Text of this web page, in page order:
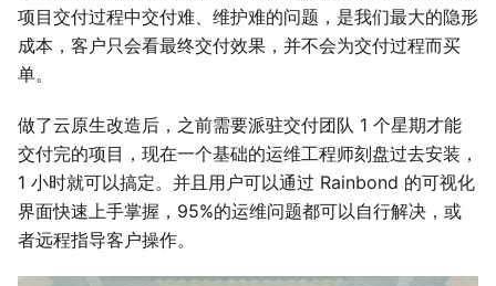
项目交付过程中交付难、维护难的问题，是我们最大的隐形
成本，客户只会看最终交付效果，并不会为交付过程而买
单。
做了云原生改造后，之前需要派驻交付团队 1 个星期才能
交付完的项目，现在一个基础的运维工程师刻盘过去安装，
1 小时就可以搞定。并且用户可以通过 Rainbond 的可视化
界面快速上手掌握，95%的运维问题都可以自行解决，或
者远程指导客户操作。